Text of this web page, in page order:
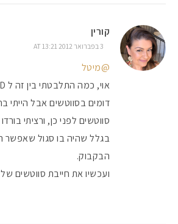
קורין
3 בפברואר 2012 AT 13:21
@מיטל
דומים בסווטשים אבל הייתי
סווטשים לפני כן, ורציתי
בגלל שהיה בו סגול שאפשר
הבקבוק.
ועכשיו את חייבת סווטשים